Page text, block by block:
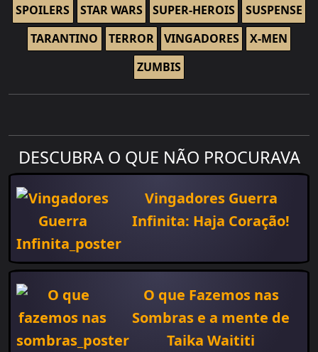
SPOILERS
STAR WARS SUPER-HEROIS
SUSPENSE
TARANTINO
TERROR VINGADORES
X-MEN
ZUMBIS
DESCUBRA O QUE NÃO PROCURAVA
Vingadores Guerra
Infinita: Haja Coração!
O que Fazemos nas
Sombras e a mente de
Taika Waititi